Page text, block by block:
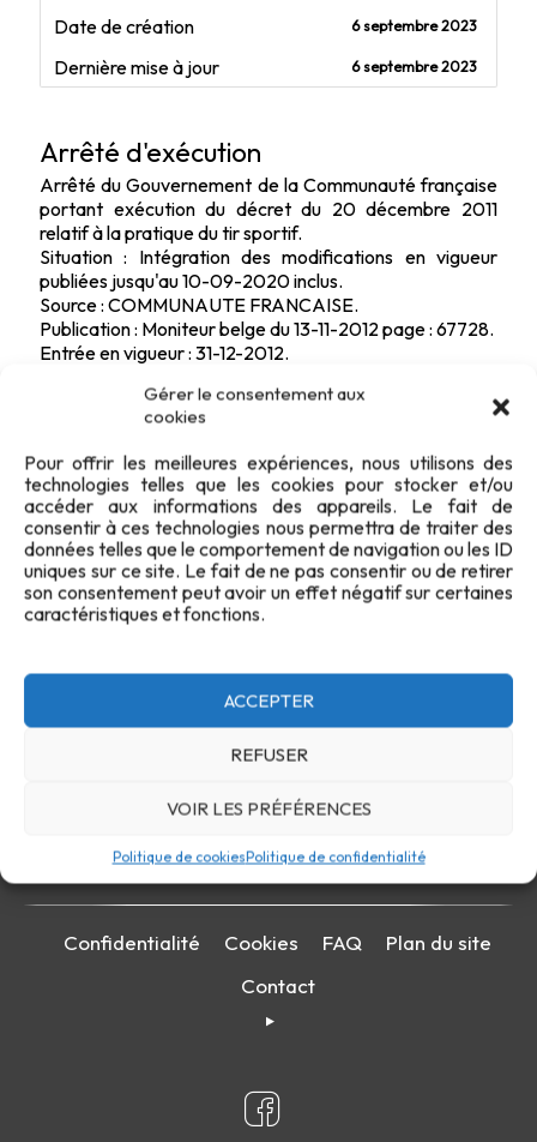
Gérer le consentement aux
cookies
Pour offrir les meilleures expériences, nous utilisons des
technologies telles que les cookies pour stocker et/ou
accéder aux informations des appareils. Le fait de
consentir à ces technologies nous permettra de traiter des
données telles que le comportement de navigation ou les ID
uniques sur ce site. Le fait de ne pas consentir ou de retirer
son consentement peut avoir un effet négatif sur certaines
caractéristiques et fonctions.
ACCEPTER
REFUSER
VOIR LES PRÉFÉRENCES
Politique de cookiesPolitique de confidentialité
Date de création 6 septembre 2023
Dernière mise à jour 6 septembre 2023
Arrêté d'exécution
Arrêté du Gouvernement de la Communauté française
portant exécution du décret du 20 décembre 2011
relatif à la pratique du tir sportif.
Situation : Intégration des modifications en vigueur
publiées jusqu'au 10-09-2020 inclus.
Source : COMMUNAUTE FRANCAISE.
Publication : Moniteur belge du 13-11-2012 page : 67728.
Entrée en vigueur : 31-12-2012.
Confidentialité Cookies FAQ
Plan du site
Contact